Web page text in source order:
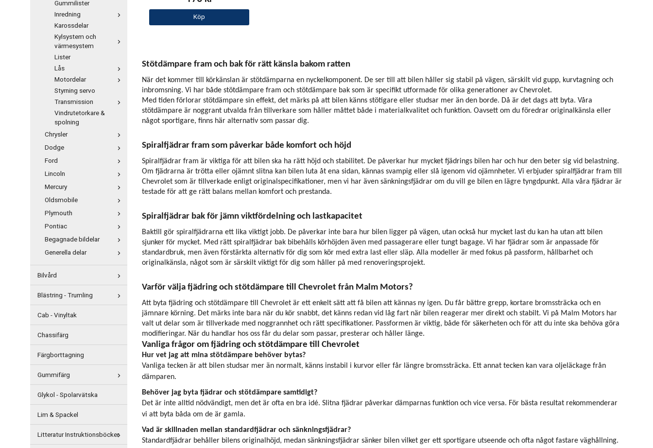
Gummilister
Inredning
Karossdelar
Kylsystem och
värmesystem
Lister
Lås
Motordelar
Styrning servo
Transmission
Vindrutetorkare &
spolning
Chrysler
Dodge
Ford
Lincoln
Mercury
Oldsmobile
Plymouth
Pontiac
Begagnade bildelar
Generella delar
Bilvård
Blästring - Trumling
Cab - Vinyltak
Chassifärg
Färgborttagning
Gummifärg
Glykol - Spolarvätska
Lim & Spackel
Litteratur Instruktionsböcker
Köp
Stötdämpare fram och bak för rätt känsla bakom ratten
När det kommer till körkänslan är stötdämparna en nyckelkomponent. De ser till att bilen håller sig stabil på vägen, särskilt vid gupp, kurvtagning och
inbromsning. Vi har både stötdämpare fram och stötdämpare bak som är specifikt utformade för olika generationer av Chevrolet.
Med tiden förlorar stötdämpare sin effekt, det märks på att bilen känns stötigare eller studsar mer än den borde. Då är det dags att byta. Våra
stötdämpare är noggrant utvalda från tillverkare som håller måttet både i materialkvalitet och funktion. Oavsett om du föredrar originalkänsla eller
något sportigare, finns här alternativ som passar dig.
Spiralfjädrar fram som påverkar både komfort och höjd
Spiralfjädrar fram är viktiga för att bilen ska ha rätt höjd och stabilitet. De påverkar hur mycket fjädrings bilen har och hur den beter sig vid belastning.
Om fjädrarna är trötta eller ojämnt slitna kan bilen luta åt ena sidan, kännas svampig eller slå igenom vid ojämnheter. Vi erbjuder spiralfjädrar fram till
Chevrolet som är tillverkade enligt originalspecifikationer, men vi har även sänkningsfjädrar om du vill ge bilen en lägre tyngdpunkt. Alla våra fjädrar är
testade för att ge rätt balans mellan komfort och prestanda.
Spiralfjädrar bak för jämn viktfördelning och lastkapacitet
Baktill gör spiralfjädrarna ett lika viktigt jobb. De påverkar inte bara hur bilen ligger på vägen, utan också hur mycket last du kan ha utan att bilen
sjunker för mycket. Med rätt spiralfjädrar bak bibehålls körhöjden även med passagerare eller tungt bagage. Vi har fjädrar som är anpassade för
standardbruk, men även förstärkta alternativ för dig som kör med extra last eller släp. Alla modeller är med fokus på passform, hållbarhet och
originalkänsla, något som är särskilt viktigt för dig som håller på med renoveringsprojekt.
Varför välja fjädring och stötdämpare till Chevrolet från Malm Motors?
Att byta fjädring och stötdämpare till Chevrolet är ett enkelt sätt att få bilen att kännas ny igen. Du får bättre grepp, kortare bromssträcka och en
jämnare körning. Det märks inte bara när du kör snabbt, det känns redan vid låg fart när bilen reagerar mer direkt och stabilt. Vi på Malm Motors har
valt ut delar som är tillverkade med noggrannhet och rätt specifikationer. Passformen är viktig, både för säkerheten och för att du inte ska behöva göra
modifieringar. När du handlar hos oss får du delar som passar, presterar och håller länge.
Vanliga frågor om fjädring och stötdämpare till Chevrolet
Hur vet jag att mina stötdämpare behöver bytas?
Vanliga tecken är att bilen studsar mer än normalt, känns instabil i kurvor eller får längre bromssträcka. Ett annat tecken kan vara oljeläckage från
dämparen.
Behöver jag byta fjädrar och stötdämpare samtidigt?
Det är inte alltid nödvändigt, men det är ofta en bra idé. Slitna fjädrar påverkar dämparnas funktion och vice versa. För bästa resultat rekommenderar
vi att byta båda om de är gamla.
Vad är skillnaden mellan standardfjädrar och sänkningsfjädrar?
Standardfjädrar behåller bilens originalhöjd, medan sänkningsfjädrar sänker bilen vilket ger ett sportigare utseende och ofta något fastare väghållning.